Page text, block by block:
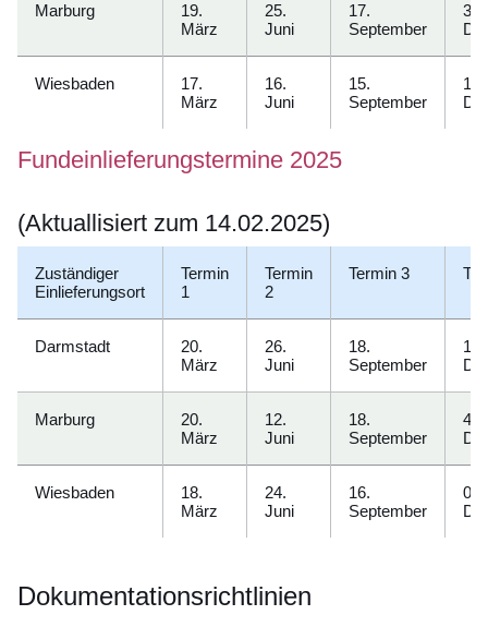
Marburg
19.
März
25.
Juni
17.
September
3.
Wiesbaden
17.
März
16.
Juni
15.
September
15.
Fundeinlieferungstermine 2025
(Aktuallisiert zum 14.02.2025)
Zuständiger
Einlieferungsort
Termin
1
Termin
2
Termin 3
Darmstadt
20.
März
26.
Juni
18.
September
11.
Marburg
20.
März
12.
Juni
18.
September
4.
Wiesbaden
18.
März
24.
Juni
16.
September
09.
Dokumentationsrichtlinien